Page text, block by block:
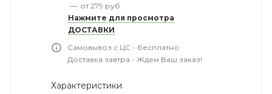
— от 279 руб.
Нажмите для просмотра
ДОСТАВКИ
Самовывоз с ЦС - бесплатно
Доставка завтра - Ждем Ваш заказ!
Характеристики